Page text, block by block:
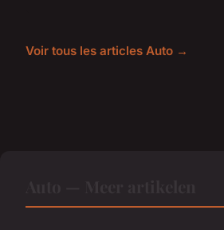
Voir tous les articles Auto →